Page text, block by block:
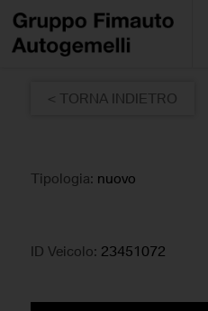
< TORNA INDIETRO
Tipologia: nuovo
ID Veicolo: 23451072